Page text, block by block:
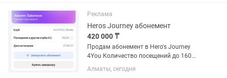
Реклама
Heros Journey абонемент
420 000 ₸
Продам абонемент в Hero's Journey
4You Количество посещений до 160
занятий, 9 месяцев. Срок абонемента -
27.04.27 Это годовой абонемент со
Алматы, сегодня